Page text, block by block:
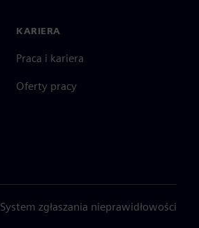
KARIERA
Praca i kariera
Oferty pracy
System zgłaszania nieprawidłowości